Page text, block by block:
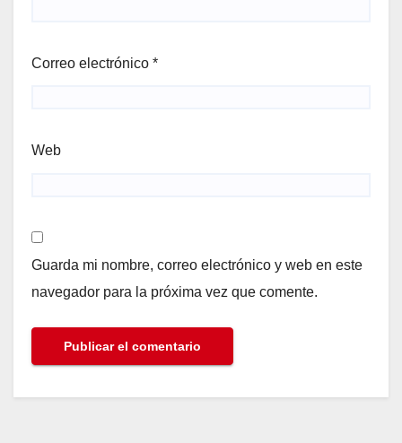
Correo electrónico *
Web
Guarda mi nombre, correo electrónico y web en este
navegador para la próxima vez que comente.